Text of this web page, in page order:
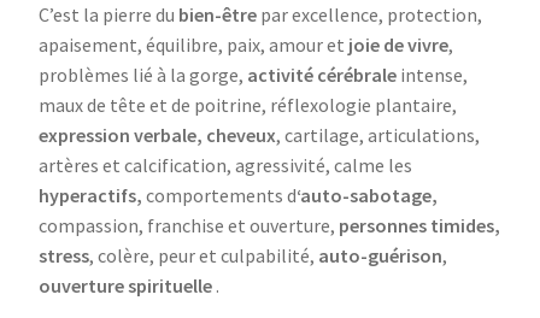
C’est la pierre du bien-être par excellence, protection,
apaisement, équilibre, paix, amour et joie de vivre,
problèmes lié à la gorge, activité cérébrale intense,
maux de tête et de poitrine, réflexologie plantaire,
expression verbale, cheveux, cartilage, articulations,
artères et calcification, agressivité, calme les
hyperactifs, comportements d‘auto-sabotage,
compassion, franchise et ouverture, personnes timides,
stress, colère, peur et culpabilité, auto-guérison,
ouverture spirituelle .